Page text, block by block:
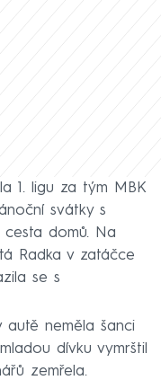
1. ligu za tým MBK
svátky s
cesta domů. Na
Radka v zatáčce
se s
autě neměla šanci
dívku vymrštil
zemřela.